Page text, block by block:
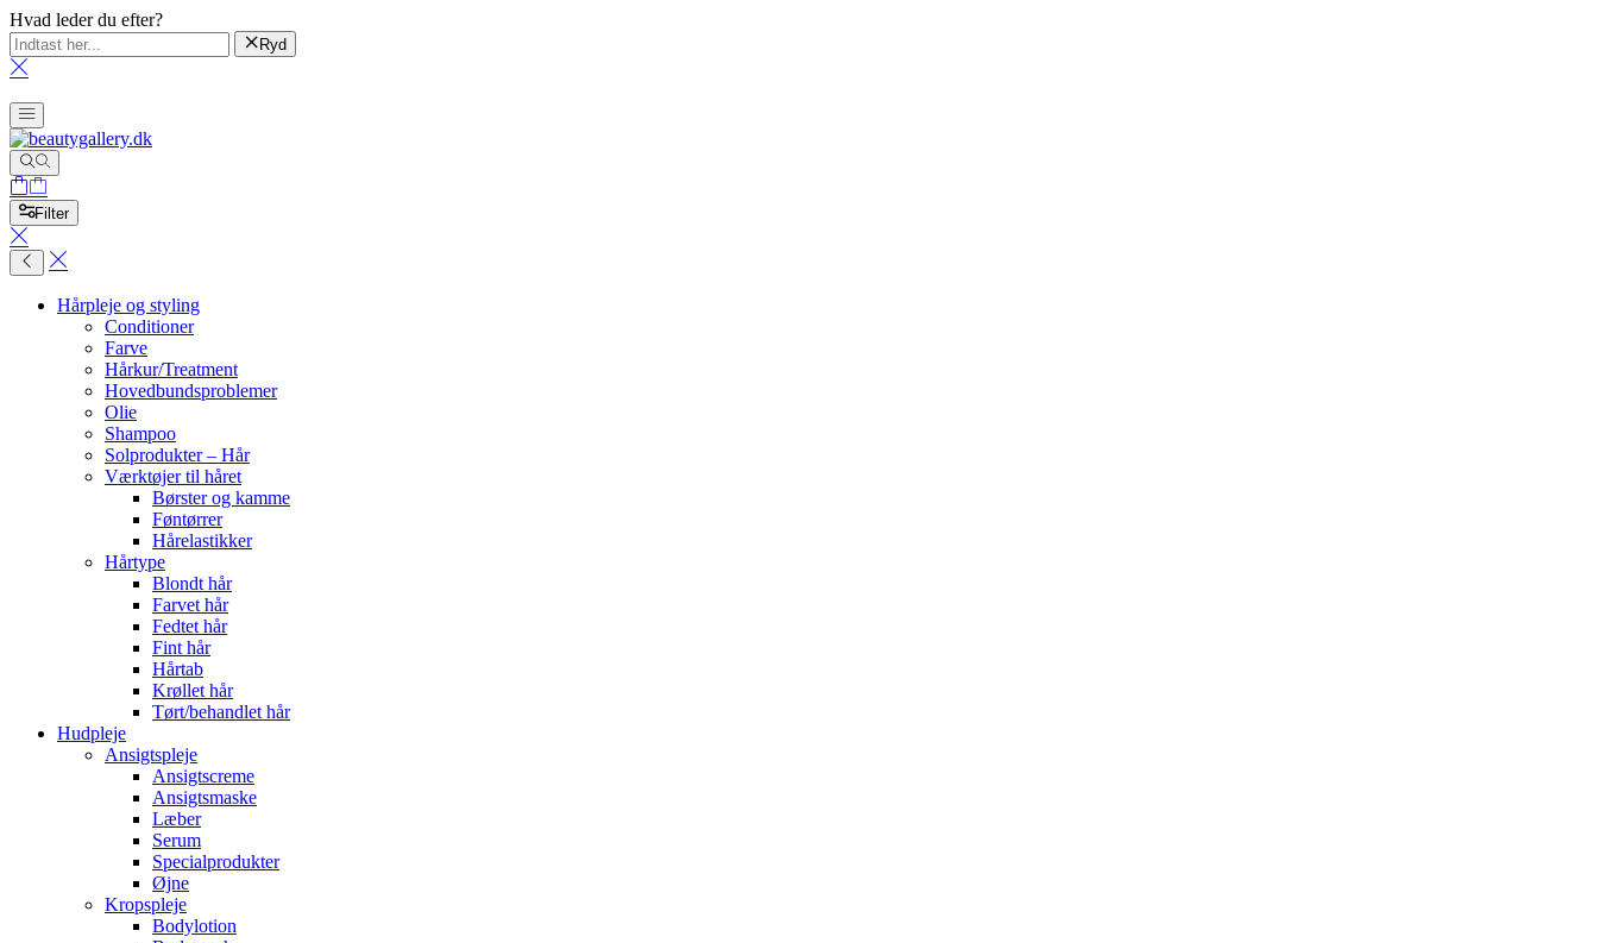
Hvad leder du efter?
Ryd
Filter
Hårpleje og styling
Conditioner
Farve
Hårkur/Treatment
Hovedbundsproblemer
Olie
Shampoo
Solprodukter – Hår
Værktøjer til håret
Børster og kamme
Føntørrer
Hårelastikker
Hårtype
Blondt hår
Farvet hår
Fedtet hår
Fint hår
Hårtab
Krøllet hår
Tørt/behandlet hår
Hudpleje
Ansigtspleje
Ansigtscreme
Ansigtsmaske
Læber
Serum
Specialprodukter
Øjne
Kropspleje
Bodylotion